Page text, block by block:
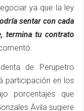
ya que la ley
sentar con cada
termina tu contrato
de Perupetro
participación en los
porcentajes que
Ávila sugiere